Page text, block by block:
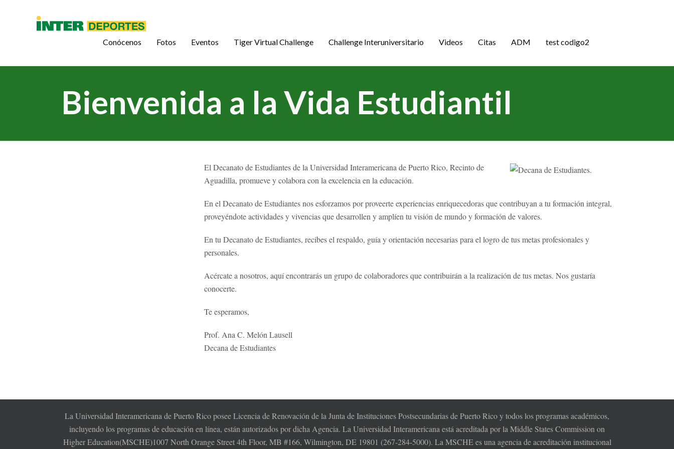
Conócenos Fotos Eventos Tiger Virtual Challenge Challenge Interuniversitario Videos Citas ADM test codigo2
Bienvenida a la Vida Estudiantil
El Decanato de Estudiantes de la Universidad Interamericana de Puerto Rico, Recinto de
Aguadilla, promueve y colabora con la excelencia en la educación.
En el Decanato de Estudiantes nos esforzamos por proveerte experiencias enriquecedoras que contribuyan a tu formación integral,
proveyéndote actividades y vivencias que desarrollen y amplíen tu visión de mundo y formación de valores.
En tu Decanato de Estudiantes, recibes el respaldo, guía y orientación necesarias para el logro de tus metas profesionales y
personales.
Acércate a nosotros, aquí encontrarás un grupo de colaboradores que contribuirán a la realización de tus metas. Nos gustaría
conocerte.
Te esperamos,
Prof. Ana C. Melón Lausell
Decana de Estudiantes
La Universidad Interamericana de Puerto Rico posee Licencia de Renovación de la Junta de Instituciones Postsecundarias de Puerto Rico y todos los programas académicos,
incluyendo los programas de educación en línea, están autorizados por dicha Agencia. La Universidad Interamericana está acreditada por la Middle States Commission on
Higher Education(MSCHE)1007 North Orange Street 4th Floor, MB #166, Wilmington, DE 19801 (267-284-5000). La MSCHE es una agencia de acreditación institucional